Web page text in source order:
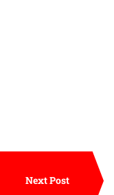
Next Post